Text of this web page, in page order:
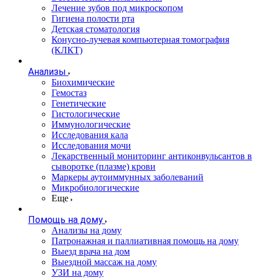
Лечение зубов под микроскопом
Гигиена полости рта
Детская стоматология
Конусно-лучевая компьютерная томография
(КЛКТ)
Анализы
Биохимические
Гемостаз
Генетические
Гистологические
Иммунологические
Исследования кала
Исследования мочи
Лекарственный мониторинг антиконвульсантов в
сыворотке (плазме) крови
Маркеры аутоиммунных заболеваний
Микробиологические
Еще
Помощь на дому
Анализы на дому
Патронажная и паллиативная помощь на дому
Выезд врача на дом
Выездной массаж на дому
УЗИ на дому